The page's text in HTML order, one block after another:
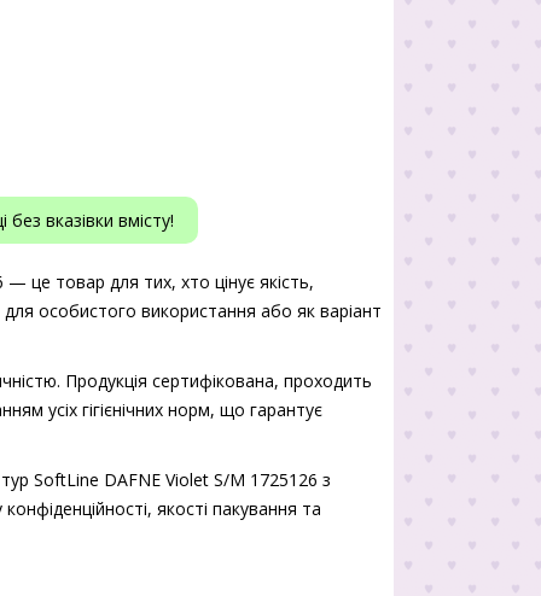
вказівки вмісту!
це товар для тих, хто цінує якість,
особистого використання або як варіант
Продукція сертифікована, проходить
усіх гігієнічних норм, що гарантує
SoftLine DAFNE Violet S/M 1725126 з
якості пакування та